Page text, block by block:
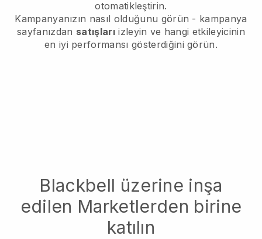
otomatikleştirin.
Kampanyanızın nasıl olduğunu görün - kampanya
sayfanızdan satışlarıizleyin ve hangi etkileyicinin
en iyi performansı gösterdiğini görün.
Blackbell üzerine inşa
edilen Marketlerden birine
katılın